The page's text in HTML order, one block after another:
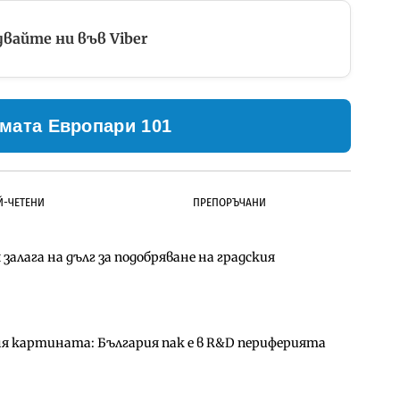
ни във Viber
Европари 101
ЧЕТЕНИ ПРЕПОРЪЧАНИ
на дълг за подобряване на градския
картината: България пак е в R&D периферията
за преместването на трамвайното
Петрохан ще върви паралелно с екологичните
Петрохан ще върви паралелно с екологичните
придобиване на Euroapi Italy